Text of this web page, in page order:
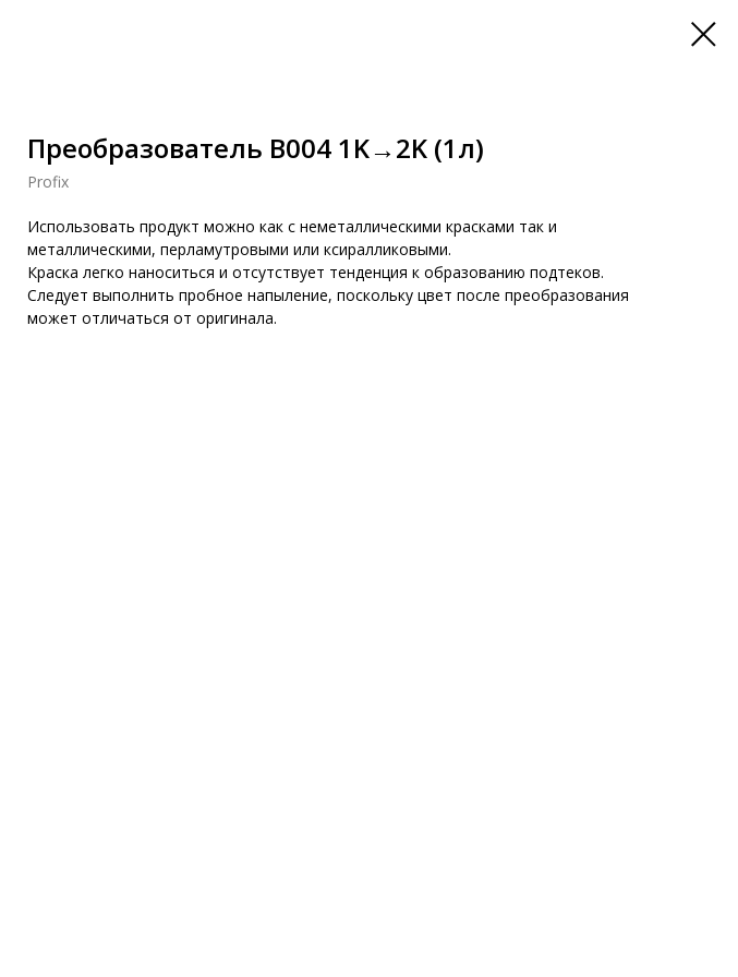
Преобразователь B004 1K→2K (1л)
Profix
Использовать продукт можно как с неметаллическими красками так и
металлическими, перламутровыми или ксиралликовыми.
Краска легко наноситься и отсутствует тенденция к образованию подтеков.
Следует выполнить пробное напыление, поскольку цвет после преобразования
может отличаться от оригинала.